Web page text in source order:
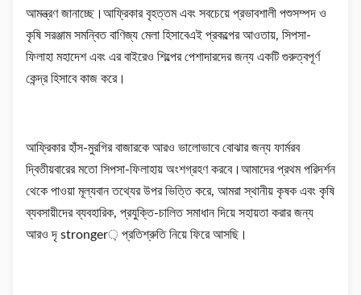
আমন্ত্রণ জানাচ্ছে।আফ্রিকার বৃহত্তম এবং সবচেয়ে প্রভাবশালী পশুসম্পদ ও
কৃষি সরঞ্জাম সমন্বিত বাণিজ্য মেলা হিসাবেএই প্রকল্পের আওতায়, সিপসা-
ফিলাহা মহাদেশ এবং এর বাইরেও শিল্পের পেশাদারদের জন্য একটি গুরুত্বপূর্ণ
কেন্দ্র হিসাবে কাজ করে।
আফ্রিকার হাঁস-মুরগির বাজারকে আরও ভালোভাবে বোঝার জন্য ফার্মরব
দ্বিতীয়বারের মতো সিপসা-ফিলাহায় অংশগ্রহণ করবে।আমাদের প্রথম পরিদর্শন
থেকে পাওয়া মূল্যবান তথ্যের উপর ভিত্তি করে, আমরা স্থানীয় কৃষক এবং কৃষি
ব্যবসায়ীদের ব্যবহারিক, প্রযুক্তি-চালিত সমাধান দিয়ে সহায়তা করার জন্য
আরও দৃ stronger় প্রতিশ্রুতি নিয়ে ফিরে আসছি।